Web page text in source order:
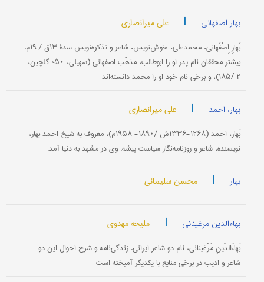
بهار اصفهانی | علی میرانصاری
بَهارِ اِصْفَهانی‌، محمدعلی، خوش‌نویس، شاعر و تذكره‌‌نویس‌ سدۀ ۱۳ق‌ / ۱۹م‌.
بیشتر محققان نام‌ پدر او را ابوطالب‌، مذهَّب‌ اصفهانی (سهیلی‌، ۵۰؛ گلچین‌،
۲ /۱۸۵)، و برخی‌ نام‌ خود او را محمد دانسته‌اند
بهار، احمد | علی میرانصاری
بَهار، احمد (۱۲۶۸-۱۳۳۶ش‌ /۱۸۹۰- ۱۹۵۸م‌)، معروف‌ به‌ شیخ‌ احمد بهار،
نویسنده‌، شاعر و روزنامه‌نگار سیاست‌ پیشه‌. وی‌ در مشهد به‌ دنیا آمد.
بهار | محسن سلیمانی
بهاءالدین مرغینانی | ملیحه مهدوی
بَهاءُالدّینِ مَرْغینانی‌، نام‌ دو شاعر ایرانی‌. زندگی‌نامه‌ و شرح‌ احوال‌ این‌ دو
شاعر و ادیب در برخی منابع با یكدیگر آمیخته‌ است‌